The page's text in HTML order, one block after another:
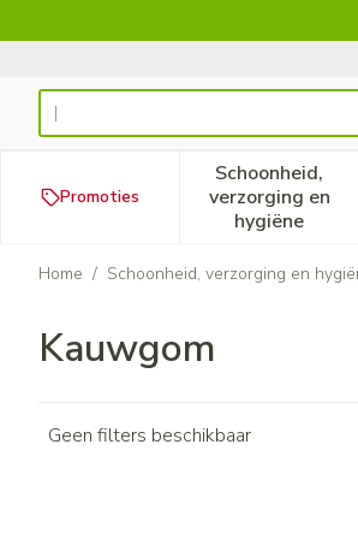
Product, merk, categorie...
Promoties
Schoonheid,
verzorging en
hygiëne
Toon
Home / Schoonheid, verzorging en
Kauwgom
Geen filters beschikbaar